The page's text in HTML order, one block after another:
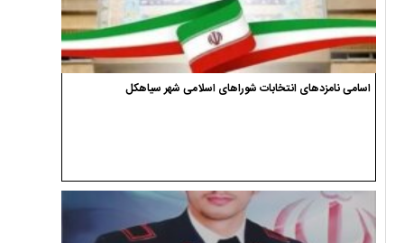
اسامی نامزدهای انتخابات شوراهای اسلامی شهر سیاهکل